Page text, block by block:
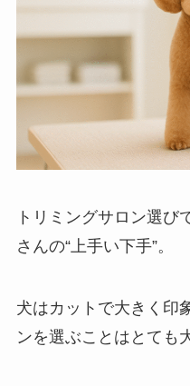
トリミングサロン選び
さんの“上手い下手”。
犬はカットで大きく印
ンを選ぶことはとても